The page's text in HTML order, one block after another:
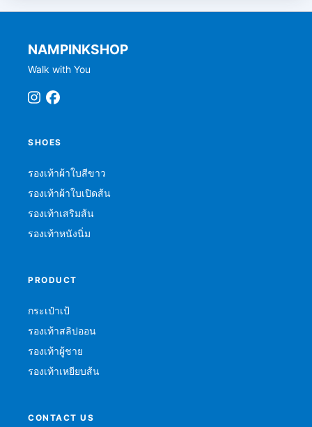
NAMPINKSHOP
Walk with You
SHOES
รองเท้าผ้าใบสีขาว
รองเท้าผ้าใบเปิดส้น
รองเท้าเสริมส้น
รองเท้าหนังนิ่ม
PRODUCT
กระเป๋าเป้
รองเท้าสลิปออน
รองเท้าผู้ชาย
รองเท้าเหยียบส้น
CONTACT US